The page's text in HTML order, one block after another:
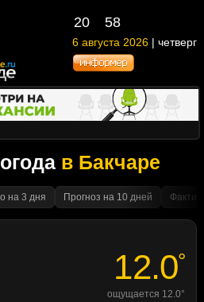
20 58
6 августа 2026 | четверг
в Бакчаре
на 3 дня Прогноз на 10 дней
12.0°
ощущается 12.0°